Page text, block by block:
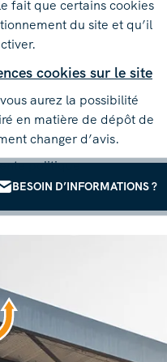
fait que certains cookies
du site et qu’il
cookies sur le site
aurez la possibilité
en matière de dépôt de
changer d’avis.
politique
BESOIN D’INFORMATIONS ?